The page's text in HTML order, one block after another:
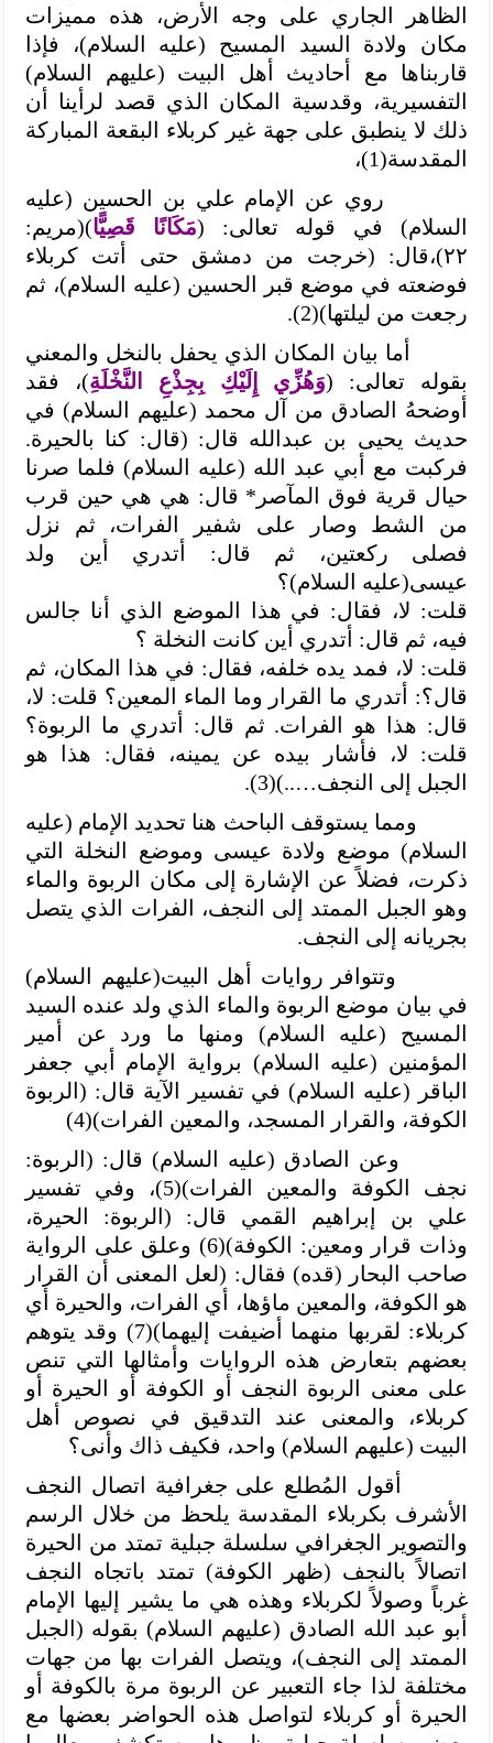
الظاهر الجاري على وجه الأرض، هذه مميزات
مكان ولادة السيد المسيح (عليه السلام)، فإذا
قاربناها مع أحاديث أهل البيت (عليهم السلام)
التفسيرية، وقدسية المكان الذي قصد لرأينا أن
ذلك لا ينطبق على جهة غير كربلاء البقعة المباركة
المقدسة(1)،
روي عن الإمام علي بن الحسين (عليه
السلام) في قوله تعالى: (مَكَانًا قَصِيًّا)(مريم:
٢٢)،قال: (خرجت من دمشق حتى أتت كربلاء
فوضعته في موضع قبر الحسين (عليه السلام)، ثم
رجعت من ليلتها)(2).
أما بيان المكان الذي يحفل بالنخل والمعني
بقوله تعالى: (وَهُزِّي إِلَيْكِ بِجِذْعِ النَّخْلَةِ)، فقد
أوضحهُ الصادق من آل محمد (عليهم السلام) في
حديث يحيى بن عبدالله قال: (قال: كنا بالحيرة.
فركبت مع أبي عبد الله (عليه السلام) فلما صرنا
حيال قرية فوق المآصر* قال: هي هي حين قرب
من الشط وصار على شفير الفرات، ثم نزل
فصلى ركعتين، ثم قال: أتدري أين ولد
عيسى(عليه السلام)؟
قلت: لا، فقال: في هذا الموضع الذي أنا جالس
فيه، ثم قال: أتدري أين كانت النخلة ؟
قلت: لا، فمد يده خلفه، فقال: في هذا المكان، ثم
قال؟: أتدري ما القرار وما الماء المعين؟ قلت: لا،
قال: هذا هو الفرات. ثم قال: أتدري ما الربوة؟
قلت: لا، فأشار بيده عن يمينه، فقال: هذا هو
الجبل إلى النجف…..)(3).
ومما يستوقف الباحث هنا تحديد الإمام (عليه
السلام) موضع ولادة عيسى وموضع النخلة التي
ذكرت، فضلاً عن الإشارة إلى مكان الربوة والماء
وهو الجبل الممتد إلى النجف، الفرات الذي يتصل
بجريانه إلى النجف.
وتتوافر روايات أهل البيت(عليهم السلام)
في بيان موضع الربوة والماء الذي ولد عنده السيد
المسيح (عليه السلام) ومنها ما ورد عن أمير
المؤمنين (عليه السلام) برواية الإمام أبي جعفر
الباقر (عليه السلام) في تفسير الآية قال: (الربوة
الكوفة، والقرار المسجد، والمعين الفرات)(4)
وعن الصادق (عليه السلام) قال: (الربوة:
نجف الكوفة والمعين الفرات)(5)، وفي تفسير
علي بن إبراهيم القمي قال: (الربوة: الحيرة،
وذات قرار ومعين: الكوفة)(6) وعلق على الرواية
صاحب البحار (قده) فقال: (لعل المعنى أن القرار
هو الكوفة، والمعين ماؤها، أي الفرات، والحيرة أي
كربلاء: لقربها منهما أضيفت إليهما)(7) وقد يتوهم
بعضهم بتعارض هذه الروايات وأمثالها التي تنص
على معنى الربوة النجف أو الكوفة أو الحيرة أو
كربلاء، والمعنى عند التدقيق في نصوص أهل
البيت (عليهم السلام) واحد، فكيف ذاك وأنى؟
أقول المُطلع على جغرافية اتصال النجف
الأشرف بكربلاء المقدسة يلحظ من خلال الرسم
والتصوير الجغرافي سلسلة جبلية تمتد من الحيرة
اتصالاً بالنجف (ظهر الكوفة) تمتد باتجاه النجف
غرباً وصولاً لكربلاء وهذه هي ما يشير إليها الإمام
أبو عبد الله الصادق (عليهم السلام) بقوله (الجبل
الممتد إلى النجف)، ويتصل الفرات بها من جهات
مختلفة لذا جاء التعبير عن الربوة مرة بالكوفة أو
الحيرة أو كربلاء لتواصل هذه الحواضر بعضها مع